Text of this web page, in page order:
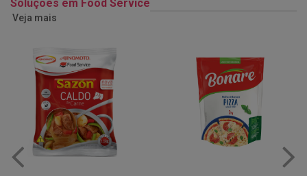
Soluções em Food Service
Veja mais